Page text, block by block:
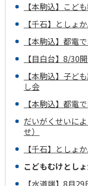
【本駒込】こど
【千石】としょ
【本駒込】都電
【目白台】8/30
【本駒込】子ど
し会
【本駒込】都電
だいがくせいに
せ）
【千石】としょ
こどもむけとし
【水道端】8月